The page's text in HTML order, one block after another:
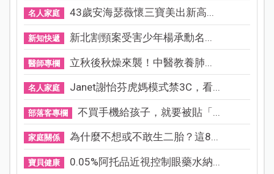
名人家庭 43歲安海瑟薇懷三寶美出新高...
新知快遞 新北割頸案受害少年楊承勳名...
醫師專欄 立秋後秋燥來襲！中醫教養肺...
名人家庭 Janet謝怡芬虎媽模式禁3C，看...
部落客專欄 不買手機給孩子，就要被貼「...
家庭關係 為什麼不想或不敢生二胎？這8...
寶貝健康 0.05%阿托品近視控制眼藥水納...